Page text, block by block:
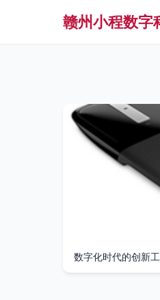
赣州小程数字
数字化时代的创新